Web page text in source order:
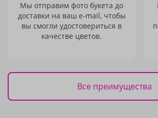
Мы отправим фото букета до
доставки на ваш e-mail, чтобы
вы смогли удостовериться в
качестве цветов.
Все преимущества